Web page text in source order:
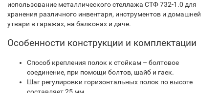
использование металлического стеллажа СТФ 732-1.0 для
хранения различного инвентаря, инструментов и домашней
утвари в гаражах, на балконах и даче.
Особенности конструкции и комплектации
Способ крепления полок к стойкам – болтовое
соединение, при помощи болтов, шайб и гаек.
Шаг регулировки горизонтальных полок по высоте